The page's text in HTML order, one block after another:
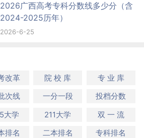
2026广西高考专科分数线多少分（含
2024-2025历年）
2026-6-25
改革 院 校 库
专 业 库
次线 一分一段
投档分数
大学 211大学
双 一 流
排名 二本排名 专科排名